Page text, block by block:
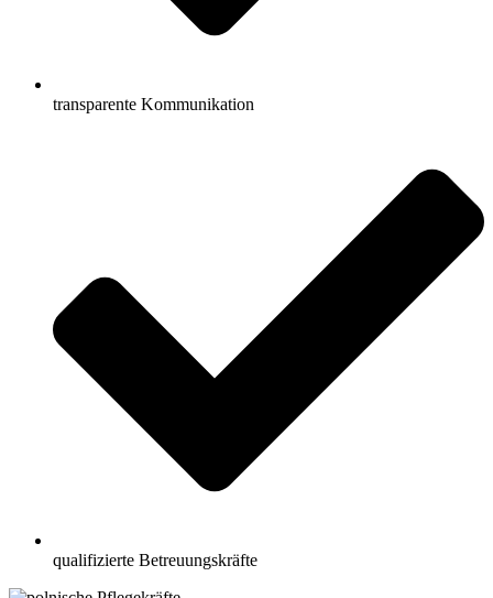
transparente Kommunikation
qualifizierte Betreuungskräfte